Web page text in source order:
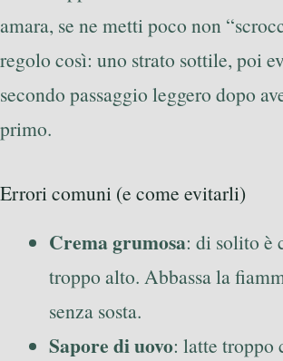
amara, se ne metti poco non
regolo così: uno strato sottile, poi
secondo passaggio leggero dopo
primo.
Errori comuni (e come evitarli)
Crema grumosa: di solito è
troppo alto. Abbassa la
senza sosta.
Sapore di uovo: latte troppo